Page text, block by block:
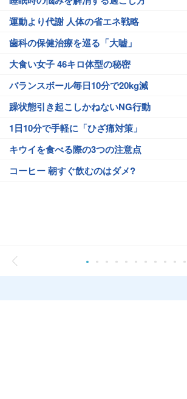
運動より代謝 人体の省エネ戦略
歯科の保健治療を巡る「大嘘」
大食い女子 46キロ体型の秘密
バランスボール毎日10分で20kg減
躁状態引き起こしかねないNG行動
1日10分で手軽に「ひざ痛対策」
キウイを食べる際の3つの注意点
コーヒー 朝すぐ飲むのはダメ?